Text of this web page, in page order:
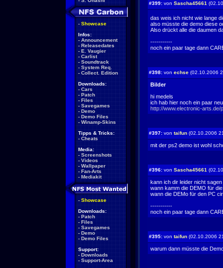
- Showcase
Infos:
- Announcement
- Releasedates
- E. Vaugier
- Carlist
- Soundtrack
- System Req.
- Collect. Edition
Downloads:
- Cars
- Patch
- Files
- Savegames
- Demo
- Demo Files
- Winamp-Skins
Tipps & Tricks:
- Cheats
Media:
- Screenshots
- Videos
- Wallpaper
- Fan-Arts
- Mediakit
- Showcase
Downloads:
- Patch
- Files
- Savegames
- Demo
- Demo Files
Support:
- Downloads
- Support-Area
#399: von Sascha45661
das weis ich nicht wie lange
also müsste die demo diese
Also drückt alle die daumen
-----------
noch ein paar tage dann
#398: von echse (02.10.2006
Bilder
hi medels
ich hab hier noch ein paar
http://www.electronic-arts.de/
#397: von taifun (02.10.2006
mit der ps2 demo ist wohl
#396: von Sascha45661
kann ich dir leider nicht
wann kamm die DEMO für
wann die DEMo für den PC
-----------
noch ein paar tage dann
#395: von taifun (02.10.2006
warum dann müsste die